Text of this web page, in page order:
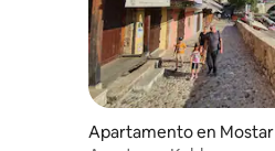
Apartamento en Mostar